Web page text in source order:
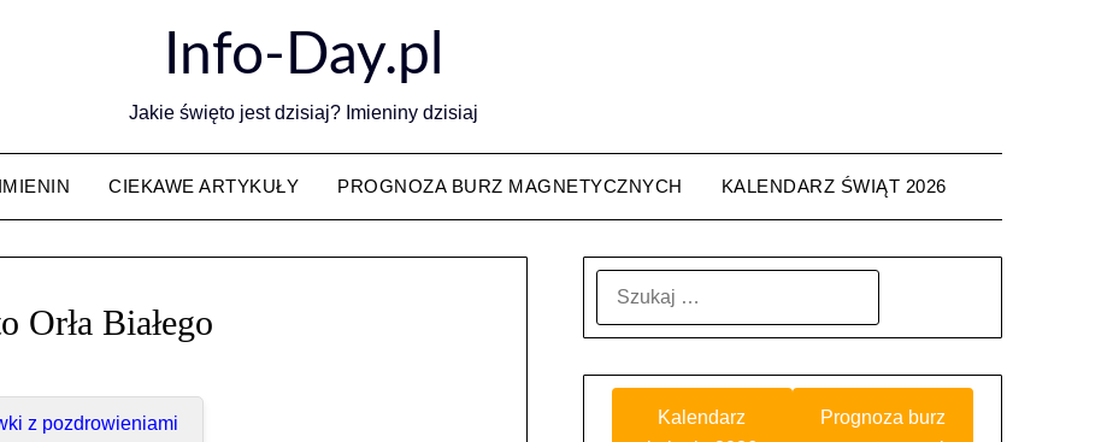
Info-Day.pl
Jakie święto jest dzisiaj? Imieniny dzisiaj
CIEKAWE ARTYKUŁY PROGNOZA BURZ MAGNETYCZNYCH KALENDARZ ŚWIĄT 2026
Orła Białego
z pozdrowieniami
Kalendarz
Prognoza burz